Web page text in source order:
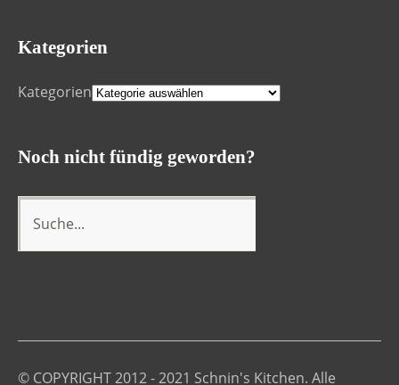
Kategorien
Kategorien
Noch nicht fündig geworden?
© COPYRIGHT 2012 - 2021 Schnin's Kitchen. Alle